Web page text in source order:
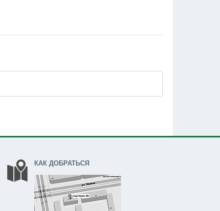
КАК ДОБРАТЬСЯ